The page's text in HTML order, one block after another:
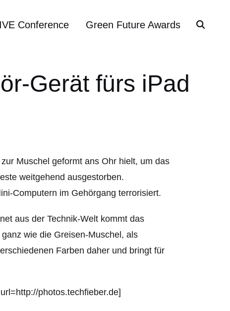
Conference Green Future Awards
Gerät fürs iPad
Muschel geformt ans Ohr hielt, um das
weitgehend ausgestorben.
Computern im Gehörgang terrorisiert.
aus der Technik-Welt kommt das
wie die Greisen-Muschel, als
Farben daher und bringt für
photos.techfieber.de]